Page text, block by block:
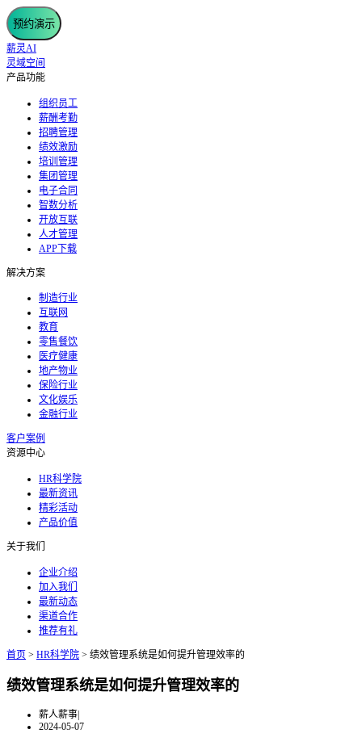
预约演示
薪灵AI
灵域空间
产品功能
组织员工
薪酬考勤
招聘管理
绩效激励
培训管理
集团管理
电子合同
智数分析
开放互联
人才管理
APP下载
解决方案
制造行业
互联网
教育
零售餐饮
医疗健康
地产物业
保险行业
文化娱乐
金融行业
客户案例
资源中心
HR科学院
最新资讯
精彩活动
产品价值
关于我们
企业介绍
加入我们
最新动态
渠道合作
推荐有礼
首页 > HR科学院 > 绩效管理系统是如何提升管理效率的
绩效管理系统是如何提升管理效率的
薪人薪事|
2024-05-07